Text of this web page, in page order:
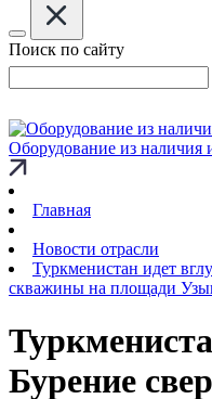
Поиск по сайту
Оборудование из наличия
Главная
Новости отрасли
Туркменистан идет
скважины на площади
Бурение